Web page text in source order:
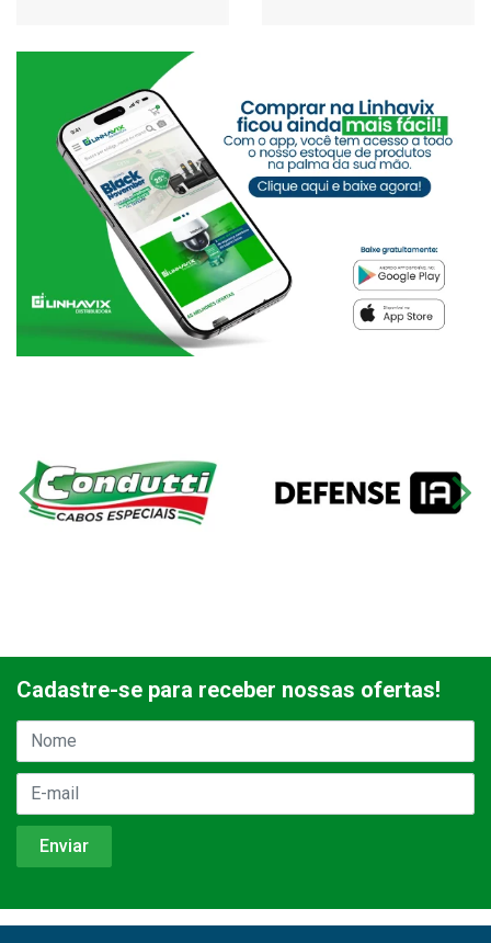
Cadastre-se para receber nossas ofertas!